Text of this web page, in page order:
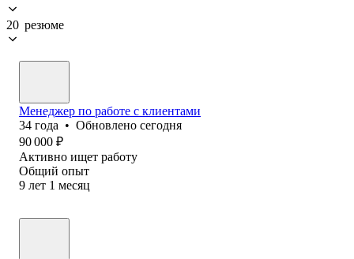
20 резюме
Менеджер по работе с клиентами
34 года • Обновлено сегодня
90 000 ₽
Активно ищет работу
Общий опыт
9 лет 1 месяц